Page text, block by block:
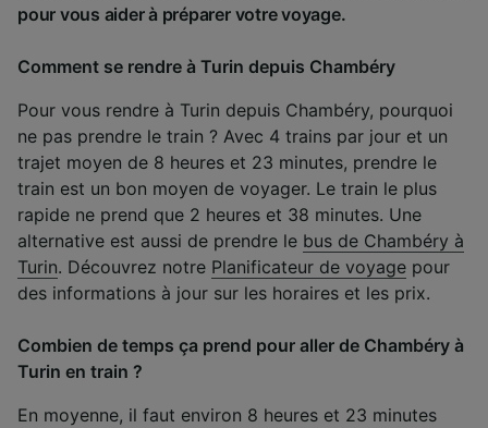
pour vous aider à préparer votre voyage.
Comment se rendre à Turin depuis Chambéry
Pour vous rendre à Turin depuis Chambéry, pourquoi
ne pas prendre le train ? Avec 4 trains par jour et un
trajet moyen de 8 heures et 23 minutes, prendre le
train est un bon moyen de voyager. Le train le plus
rapide ne prend que 2 heures et 38 minutes. Une
alternative est aussi de prendre le bus de Chambéry à
Turin. Découvrez notre Planificateur de voyage pour
des informations à jour sur les horaires et les prix.
Combien de temps ça prend pour aller de Chambéry à
Turin en train ?
En moyenne, il faut environ 8 heures et 23 minutes